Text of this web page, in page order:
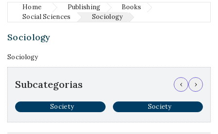
Home Publishing
Books
Social Sciences
Sociology
Sociology
Sociology
Subcategorias ‹ ›
Society Society